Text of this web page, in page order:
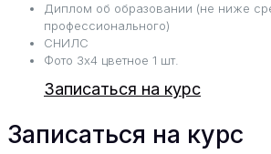
Диплом об образовании (не ниже
профессионального)
СНИЛС
Фото 3х4 цветное 1 шт.
Записаться на курс
Записаться на курс